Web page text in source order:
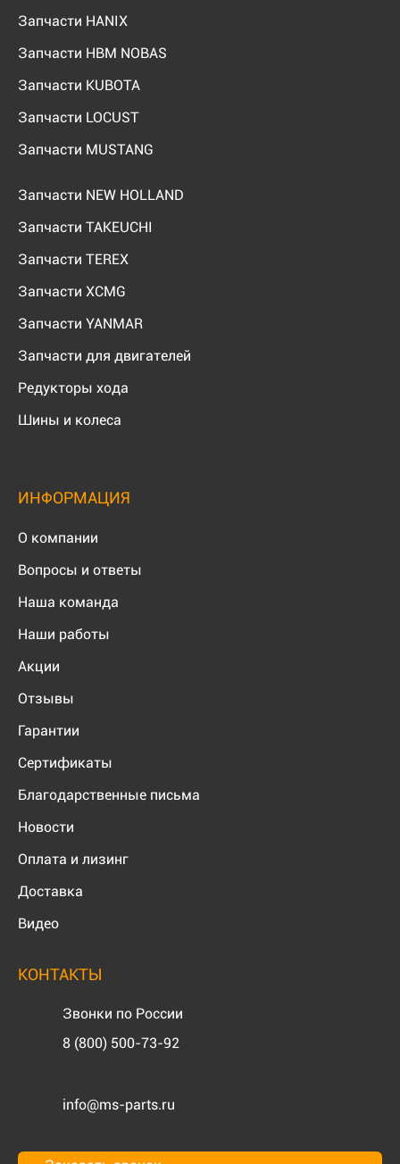
Запчасти HANIX
Запчасти HBM NOBAS
Запчасти KUBOTA
Запчасти LOCUST
Запчасти MUSTANG
Запчасти NEW HOLLAND
Запчасти TAKEUCHI
Запчасти TEREX
Запчасти XCMG
Запчасти YANMAR
Запчасти для двигателей
Редукторы хода
Шины и колеса
ИНФОРМАЦИЯ
О компании
Вопросы и ответы
Наша команда
Наши работы
Акции
Отзывы
Гарантии
Сертификаты
Благодарственные письма
Новости
Оплата и лизинг
Доставка
Видео
КОНТАКТЫ
Звонки по России
8 (800) 500-73-92
info@ms-parts.ru